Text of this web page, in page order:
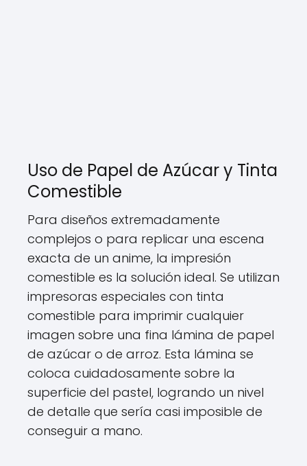
Uso de Papel de Azúcar y Tinta
Comestible
Para diseños extremadamente
complejos o para replicar una escena
exacta de un anime, la impresión
comestible es la solución ideal. Se utilizan
impresoras especiales con tinta
comestible para imprimir cualquier
imagen sobre una fina lámina de papel
de azúcar o de arroz. Esta lámina se
coloca cuidadosamente sobre la
superficie del pastel, logrando un nivel
de detalle que sería casi imposible de
conseguir a mano.